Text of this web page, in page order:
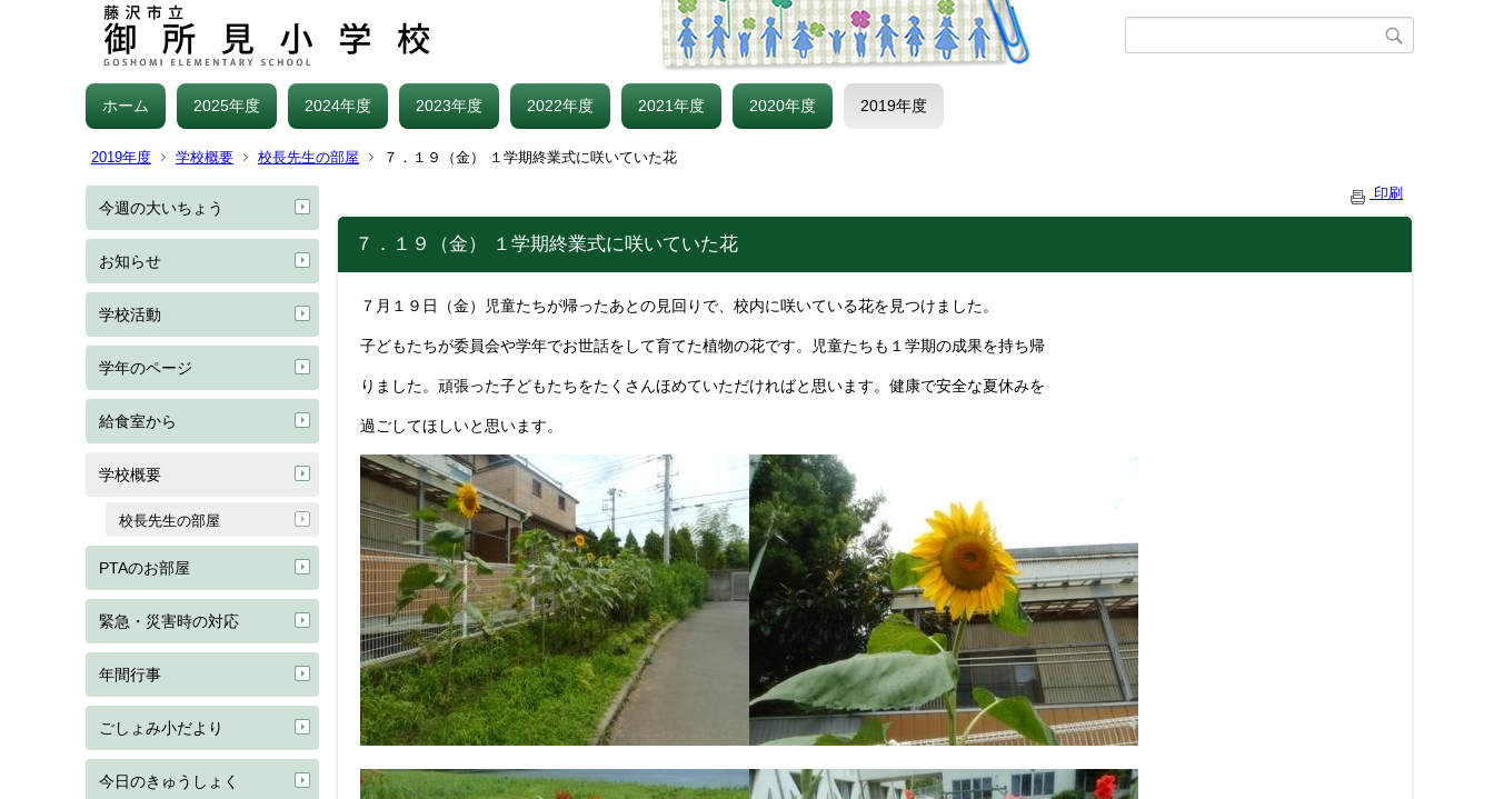
ホーム 2025年度 2024年度 2023年度 2022年度 2021年度 2020年度 2019年度
2019年度 学校概要 校長先生の部屋 ７．１９（金） １学期終業式に咲いていた花
今週の大いちょう
お知らせ
学校活動
学年のページ
給食室から
学校概要
校長先生の部屋
PTAのお部屋
緊急・災害時の対応
年間行事
ごしょみ小だより
今日のきゅうしょく
印刷
７．１９（金） １学期終業式に咲いていた花
７月１９日（金）児童たちが帰ったあとの見回りで、校内に咲いている花を見つけました。
子どもたちが委員会や学年でお世話をして育てた植物の花です。児童たちも１学期の成果を持ち帰
りました。頑張った子どもたちをたくさんほめていただければと思います。健康で安全な夏休みを
過ごしてほしいと思います。